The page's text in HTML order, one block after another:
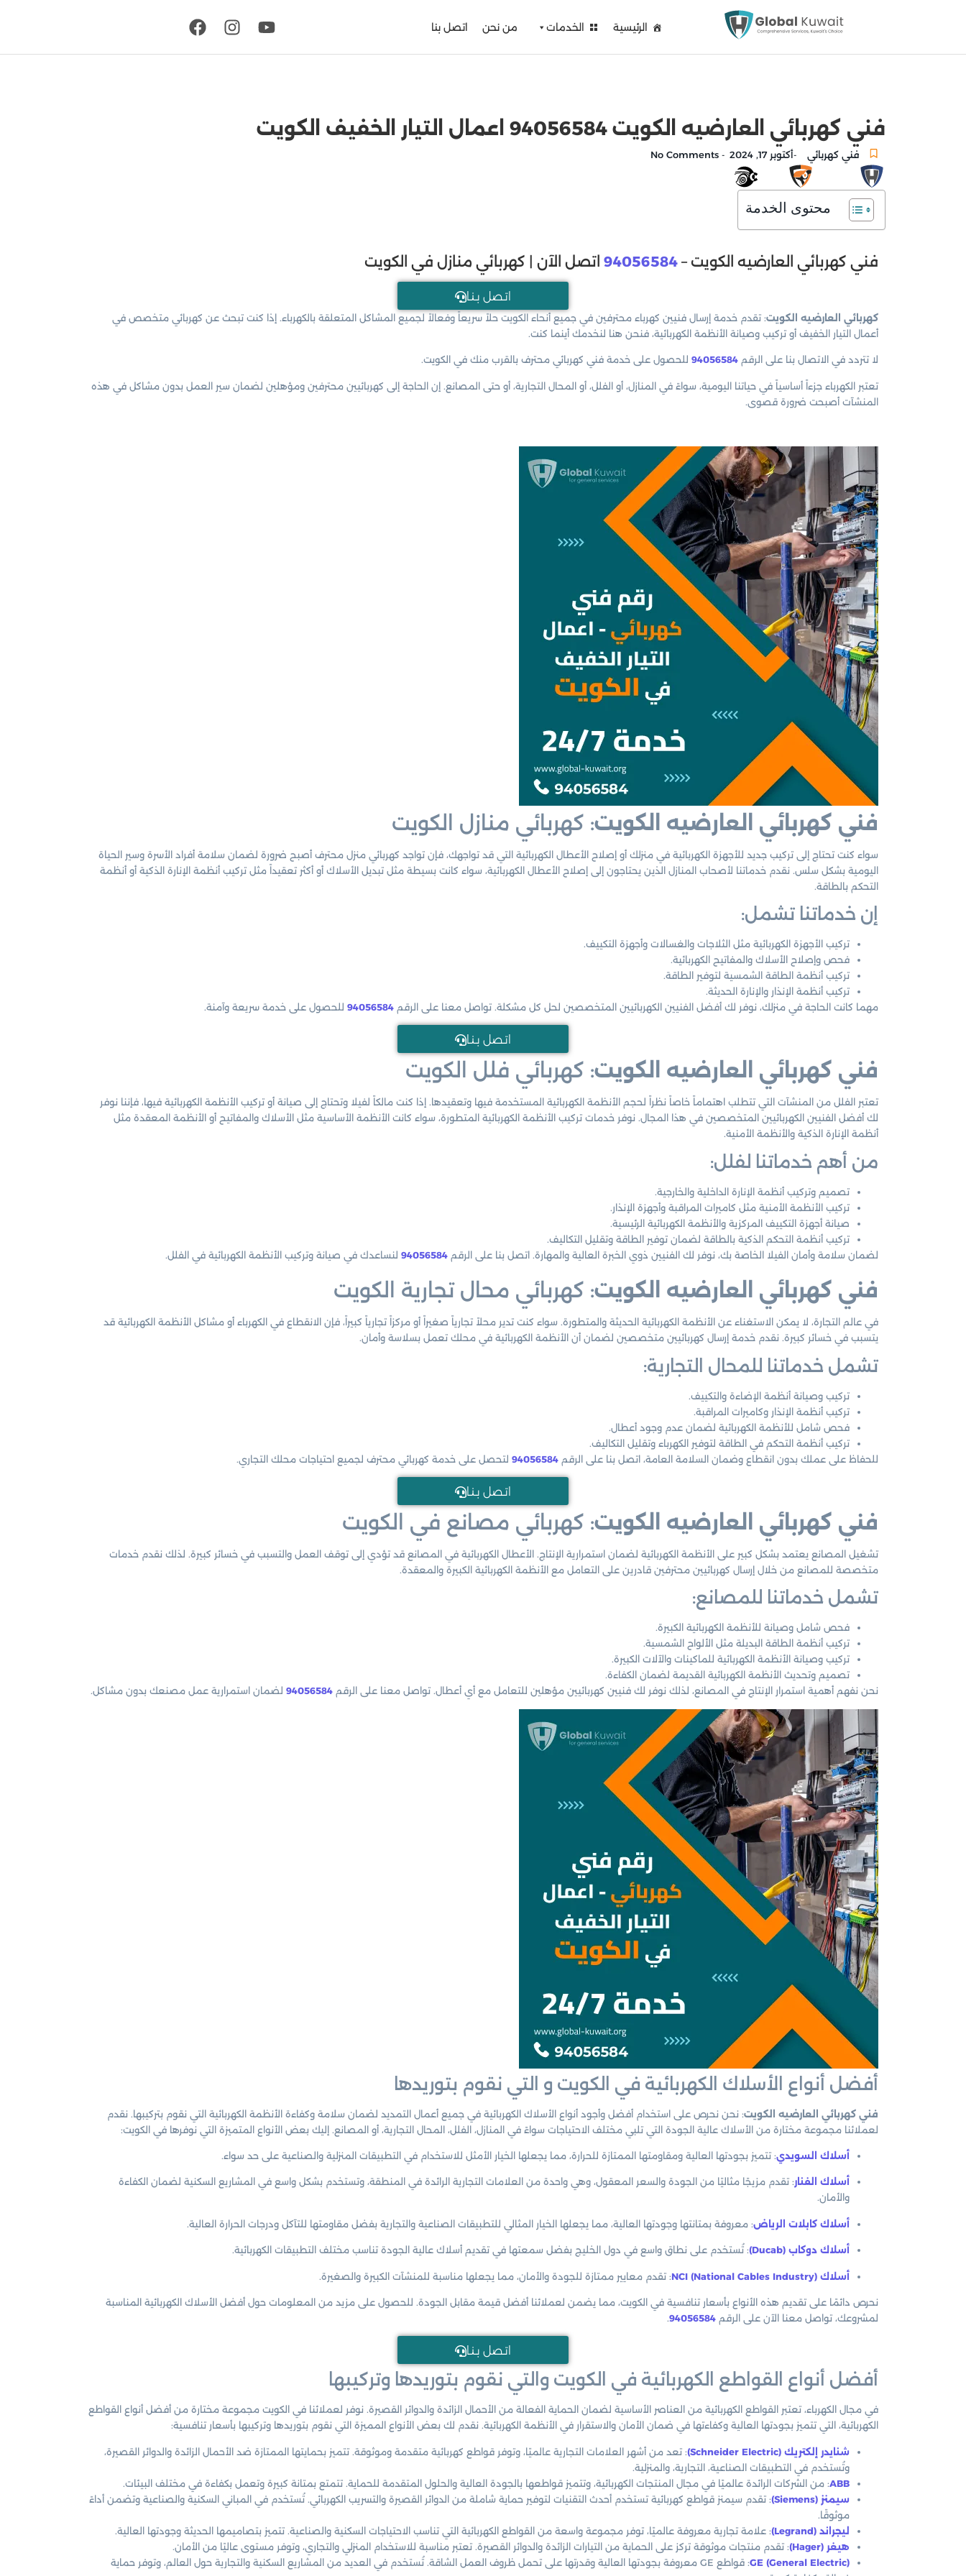
الرئيسية الخدمات من نحن اتصل بنا
فني كهربائي العارضيه الكويت 94056584 اعمال التيار الخفيف الكويت
فني كهربائي -أكتوبر 17, 2024 -
محتوى الخدمة
فني كهربائي العارضيه الكويت – 94056584 اتصل الآن | كهربائي منازل في الكويت
اتـصل بـنـا
كهربائي العارضيه الكويت: تقدم خدمة إرسال فنيين كهرباء محترفين في جميع أنحاء الكويت حلاً سريعاً وفعالاً لجميع المشاكل المتعلقة بالكهرباء. إذا كنت تبحث عن كهربائي متخصص في
أعمال التيار الخفيف أو تركيب وصيانة الأنظمة الكهربائية، فنحن هنا لنخدمك أينما كنت.
لا تتردد في الاتصال بنا على الرقم 94056584 للحصول على خدمة فني كهربائي محترف بالقرب منك في الكويت.
تعتبر الكهرباء جزءاً أساسياً في حياتنا اليومية، سواءً في المنازل، أو الفلل، أو المحال التجارية، أو حتى المصانع. إن الحاجة إلى كهربائيين محترفين ومؤهلين لضمان سير العمل بدون مشاكل في هذه
المنشآت أصبحت ضرورة قصوى.
فني كهربائي العارضيه الكويت: كهربائي منازل الكويت
سواء كنت تحتاج إلى تركيب جديد للأجهزة الكهربائية في منزلك أو إصلاح الأعطال الكهربائية التي قد تواجهك، فإن تواجد كهربائي منزل محترف أصبح ضرورة لضمان سلامة أفراد الأسرة وسير الحياة
اليومية بشكل سلس. نقدم خدماتنا لأصحاب المنازل الذين يحتاجون إلى إصلاح الأعطال الكهربائية، سواء كانت بسيطة مثل تبديل الأسلاك أو أكثر تعقيداً مثل تركيب أنظمة الإنارة الذكية أو أنظمة
التحكم بالطاقة.
إن خدماتنا تشمل:
تركيب الأجهزة الكهربائية مثل الثلاجات والغسالات وأجهزة التكييف.
فحص وإصلاح الأسلاك والمفاتيح الكهربائية.
تركيب أنظمة الطاقة الشمسية لتوفير الطاقة.
تركيب أنظمة الإنذار والإنارة الحديثة.
مهما كانت الحاجة في منزلك، نوفر لك أفضل الفنيين الكهربائيين المتخصصين لحل كل مشكلة. تواصل معنا على الرقم 94056584 للحصول على خدمة سريعة وآمنة.
اتـصل بـنـا
فني كهربائي العارضيه الكويت: كهربائي فلل الكويت
تعتبر الفلل من المنشآت التي تتطلب اهتماماً خاصاً نظراً لحجم الأنظمة الكهربائية المستخدمة فيها وتعقيدها. إذا كنت مالكاً لفيلا وتحتاج إلى صيانة أو تركيب الأنظمة الكهربائية فيها، فإننا نوفر
لك أفضل الفنيين الكهربائيين المتخصصين في هذا المجال. نوفر خدمات تركيب الأنظمة الكهربائية المتطورة، سواء كانت الأنظمة الأساسية مثل الأسلاك والمفاتيح أو الأنظمة المعقدة مثل
أنظمة الإنارة الذكية والأنظمة الأمنية.
من أهم خدماتنا لفلل:
تصميم وتركيب أنظمة الإنارة الداخلية والخارجية.
تركيب الأنظمة الأمنية مثل كاميرات المراقبة وأجهزة الإنذار.
صيانة أجهزة التكييف المركزية والأنظمة الكهربائية الرئيسية.
تركيب أنظمة التحكم الذكية بالطاقة لضمان توفير الطاقة وتقليل التكاليف.
لضمان سلامة وأمان الفيلا الخاصة بك، نوفر لك الفنيين ذوي الخبرة العالية والمهارة. اتصل بنا على الرقم 94056584 لنساعدك في صيانة وتركيب الأنظمة الكهربائية في الفلل.
فني كهربائي العارضيه الكويت: كهربائي محال تجارية الكويت
في عالم التجارة، لا يمكن الاستغناء عن الأنظمة الكهربائية الحديثة والمتطورة. سواء كنت تدير محلاً تجارياً صغيراً أو مركزاً تجارياً كبيراً، فإن الانقطاع في الكهرباء أو مشاكل الأنظمة الكهربائية قد
يتسبب في خسائر كبيرة. نقدم خدمة إرسال كهربائيين متخصصين لضمان أن الأنظمة الكهربائية في محلك تعمل بسلاسة وأمان.
تشمل خدماتنا للمحال التجارية:
تركيب وصيانة أنظمة الإضاءة والتكييف.
تركيب أنظمة الإنذار وكاميرات المراقبة.
فحص شامل للأنظمة الكهربائية لضمان عدم وجود أعطال.
تركيب أنظمة التحكم في الطاقة لتوفير الكهرباء وتقليل التكاليف.
للحفاظ على عملك بدون انقطاع وضمان السلامة العامة، اتصل بنا على الرقم 94056584 لتحصل على خدمة كهربائي محترف لجميع احتياجات محلك التجاري.
اتـصل بـنـا
فني كهربائي العارضيه الكويت: كهربائي مصانع في الكويت
تشغيل المصانع يعتمد بشكل كبير على الأنظمة الكهربائية لضمان استمرارية الإنتاج. الأعطال الكهربائية في المصانع قد تؤدي إلى توقف العمل والتسبب في خسائر كبيرة. لذلك نقدم خدمات
متخصصة للمصانع من خلال إرسال كهربائيين محترفين قادرين على التعامل مع الأنظمة الكهربائية الكبيرة والمعقدة.
تشمل خدماتنا للمصانع:
فحص شامل وصيانة للأنظمة الكهربائية الكبيرة.
تركيب أنظمة الطاقة البديلة مثل الألواح الشمسية.
تركيب وصيانة الأنظمة الكهربائية للماكينات والآلات الكبيرة.
تصميم وتحديث الأنظمة الكهربائية القديمة لضمان الكفاءة.
نحن نفهم أهمية استمرار الإنتاج في المصانع، لذلك نوفر لك فنيين كهربائيين مؤهلين للتعامل مع أي أعطال. تواصل معنا على الرقم 94056584 لضمان استمرارية عمل مصنعك بدون مشاكل.
أفضل أنواع الأسلاك الكهربائية في الكويت و التي نقوم بتوريدها
فني كهربائي العارضيه الكويت: نحن نحرص على استخدام أفضل وأجود أنواع الأسلاك الكهربائية في جميع أعمال التمديد لضمان سلامة وكفاءة الأنظمة الكهربائية التي نقوم بتركيبها. نقدم
لعملائنا مجموعة مختارة من الأسلاك عالية الجودة التي تلبي مختلف الاحتياجات سواءً في المنازل، الفلل، المحال التجارية، أو المصانع. إليك بعض الأنواع المتميزة التي نوفرها في الكويت:
أسلاك السويدي: تتميز بجودتها العالية ومقاومتها الممتازة للحرارة، مما يجعلها الخيار الأمثل للاستخدام في التطبيقات المنزلية والصناعية على حد سواء.
أسلاك الفنار: تقدم مزيجًا مثاليًا من الجودة والسعر المعقول، وهي واحدة من العلامات التجارية الرائدة في المنطقة، وتستخدم بشكل واسع في المشاريع السكنية لضمان الكفاءة
والأمان.
أسلاك كابلات الرياض: معروفة بمتانتها وجودتها العالية، مما يجعلها الخيار المثالي للتطبيقات الصناعية والتجارية بفضل مقاومتها للتآكل ودرجات الحرارة العالية.
أسلاك دوكاب (Ducab) : تُستخدم على نطاق واسع في دول الخليج بفضل سمعتها في تقديم أسلاك عالية الجودة تناسب مختلف التطبيقات الكهربائية.
أسلاك NCI (National Cables Industry) : تقدم معايير ممتازة للجودة والأمان، مما يجعلها مناسبة للمنشآت الكبيرة والصغيرة.
نحرص دائمًا على تقديم هذه الأنواع بأسعار تنافسية في الكويت، مما يضمن لعملائنا أفضل قيمة مقابل الجودة. للحصول على مزيد من المعلومات حول أفضل الأسلاك الكهربائية المناسبة
لمشروعك، تواصل معنا الآن على الرقم 94056584
.
اتـصل بـنـا
أفضل أنواع القواطع الكهربائية في الكويت والتي نقوم بتوريدها وتركيبها
في مجال الكهرباء، تعتبر القواطع الكهربائية من العناصر الأساسية لضمان الحماية الفعالة من الأحمال الزائدة والدوائر القصيرة. نوفر لعملائنا في الكويت مجموعة مختارة من أفضل أنواع القواطع
الكهربائية، التي تتميز بجودتها العالية وكفاءتها في ضمان الأمان والاستقرار في الأنظمة الكهربائية. نقدم لك بعض الأنواع المميزة التي نقوم بتوريدها وتركيبها بأسعار تنافسية:
شنايدر إلكتريك (Schneider Electric)
: تعد من أشهر العلامات التجارية عالميًا، وتوفر قواطع كهربائية متقدمة وموثوقة. تتميز بحمايتها الممتازة ضد الأحمال الزائدة والدوائر القصيرة،
وتُستخدم في التطبيقات الصناعية، التجارية، والمنزلية.
ABB: من الشركات الرائدة عالميًا في مجال المنتجات الكهربائية، وتتميز قواطعها بالجودة العالية والحلول المتقدمة للحماية. تتمتع بمتانة كبيرة وتعمل بكفاءة في مختلف البيئات.
سيمنز (Siemens)
: تقدم سيمنز قواطع كهربائية تستخدم أحدث التقنيات لتوفير حماية شاملة من الدوائر القصيرة والتسريب الكهربائي. تُستخدم في المباني السكنية والصناعية وتضمن أداءً
موثوقًا.
ليجراند (Legrand)
: علامة تجارية معروفة عالميًا، توفر مجموعة واسعة من القواطع الكهربائية التي تناسب الاحتياجات السكنية والصناعية. تتميز بتصاميمها الحديثة وجودتها العالية.
هيغر (Hager)
: تقدم منتجات موثوقة تركز على الحماية من التيارات الزائدة والدوائر القصيرة. تعتبر مناسبة للاستخدام المنزلي والتجاري، وتوفر مستوى عاليًا من الأمان.
GE (General Electric)
: قواطع GE معروفة بجودتها العالية وقدرتها على تحمل ظروف العمل الشاقة. تُستخدم في العديد من المشاريع السكنية والتجارية حول العالم، وتوفر حماية